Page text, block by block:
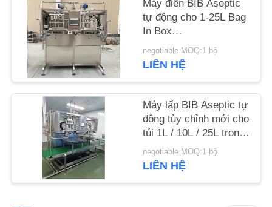
TỨC
CÁC
TRƯỜNG
HỢP
TRANG
Máy điền BIB Aseptic
tự động cho 1-25L Bag
In Box
Tomato/Mango/Apple
Sauce SUS304/316 tùy
negotiable MOQ:1 bộ
LIÊN HỆ
Máy lấp BIB Aseptic tự
động tùy chỉnh mới cho
túi 1L / 10L / 25L trong
hộp sữa / sữa / nước
sốt SUS304 / 316
negotiable MOQ:1 bộ
LIÊN HỆ